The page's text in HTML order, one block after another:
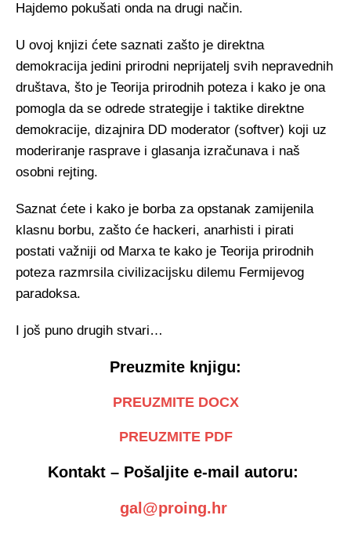
Hajdemo pokušati onda na drugi način.
U ovoj knjizi ćete saznati zašto je direktna
demokracija jedini prirodni neprijatelj svih nepravednih
društava, što je Teorija prirodnih poteza i kako je ona
pomogla da se odrede strategije i taktike direktne
demokracije, dizajnira DD moderator (softver) koji uz
moderiranje rasprave i glasanja izračunava i naš
osobni rejting.
Saznat ćete i kako je borba za opstanak zamijenila
klasnu borbu, zašto će hackeri, anarhisti i pirati
postati važniji od Marxa te kako je Teorija prirodnih
poteza razmrsila civilizacijsku dilemu Fermijevog
paradoksa.
I još puno drugih stvari…
Preuzmite knjigu:
PREUZMITE DOCX
PREUZMITE PDF
Kontakt – Pošaljite e-mail autoru:
gal@proing.hr